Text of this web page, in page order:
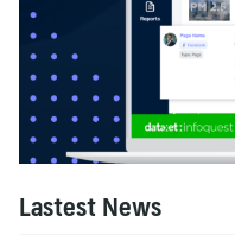
Lastest News